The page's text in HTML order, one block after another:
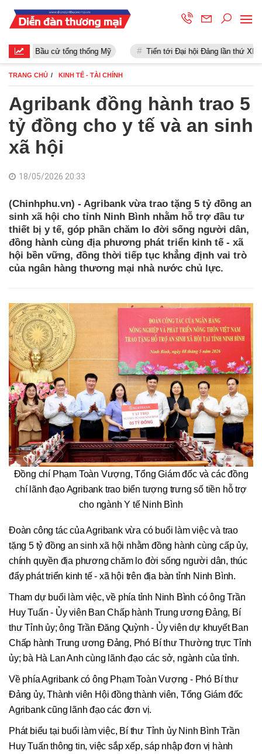
Bầu cử tổng thống Mỹ Tiến tới Đại hội Đảng lần thứ XIII
TRANG CHỦ KINH TẾ - TÀI CHÍNH
Agribank đồng hành trao 5
tỷ đồng cho y tế và an sinh
xã hội
18/05/2026 20:33
(Chinhphu.vn) - Agribank vừa trao tặng 5 tỷ đồng an
sinh xã hội cho tỉnh Ninh Bình nhằm hỗ trợ đầu tư
thiết bị y tế, góp phần chăm lo đời sống người dân,
đồng hành cùng địa phương phát triển kinh tế - xã
hội bền vững, đồng thời tiếp tục khẳng định vai trò
của ngân hàng thương mại nhà nước chủ lực.
Đồng chí Phạm Toàn Vượng, Tổng Giám đốc và các đồng
chí lãnh đạo Agribank trao biển tượng trưng số tiền hỗ trợ
cho ngành Y tế Ninh Bình
Đoàn công tác của Agribank vừa có buổi làm việc và trao
tặng 5 tỷ đồng an sinh xã hội nhằm đồng hành cùng cấp ủy,
chính quyền địa phương chăm lo đời sống người dân, thúc
đẩy phát triển kinh tế - xã hội trên địa bàn tỉnh Ninh Bình.
Tham dự buổi làm việc, về phía tỉnh Ninh Bình có ông Trần
Huy Tuấn - Ủy viên Ban Chấp hành Trung ương Đảng, Bí
thư Tỉnh ủy; ông Trần Đăng Quỳnh - Ủy viên dự khuyết Ban
Chấp hành Trung ương Đảng, Phó Bí thư Thường trực Tỉnh
ủy; bà Hà Lan Anh cùng lãnh đạo các sở, ngành của tỉnh.
Về phía Agribank có ông Phạm Toàn Vượng - Phó Bí thư
Đảng ủy, Thành viên Hội đồng thành viên, Tổng Giám đốc
Agribank cũng lãnh đạo các đơn vị.
Phát biểu tại buổi làm việc, Bí thư Tỉnh ủy Ninh Bình Trần
Huy Tuấn thông tin, việc sắp xếp, sáp nhập đơn vị hành